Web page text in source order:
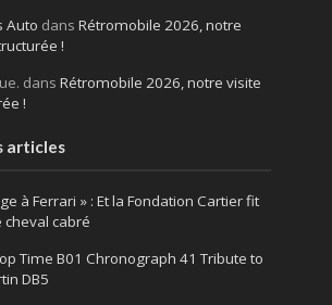
Auto dans Rétromobile 2026, notre
!
dans Rétromobile 2026, notre visite
!
articles
à Ferrari » : Et la Fondation Cartier fit
cheval cabré
Time B01 Chronograph 41 Tribute to
DB5